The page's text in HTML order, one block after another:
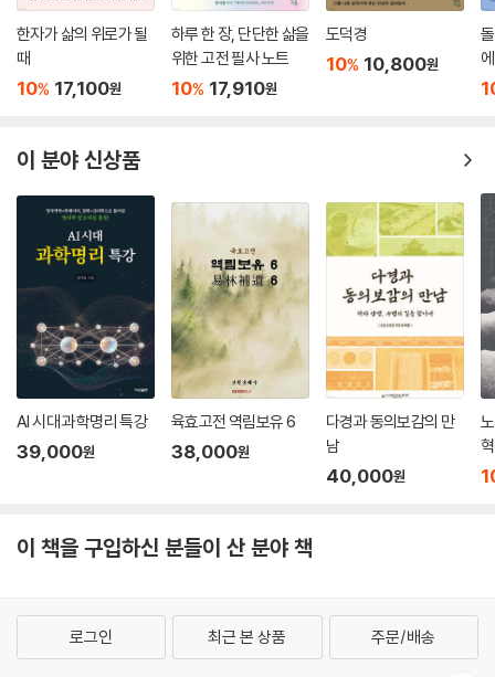
한자가 삶의 위로가 될
때
10% 17,100원
하루 한 장, 단단한 삶을
위한 고전 필사 노트
10% 17,910원
도덕경
10% 10,800원
이 분야 신상품
AI 시대 과학명리 특강
39,000원
육효고전 역림보유 6
38,000원
다경과 동의보감의 만
남
40,000원
이 책을 구입하신 분들이 산 분야 책
로그인 최근 본 상품 주문/배송